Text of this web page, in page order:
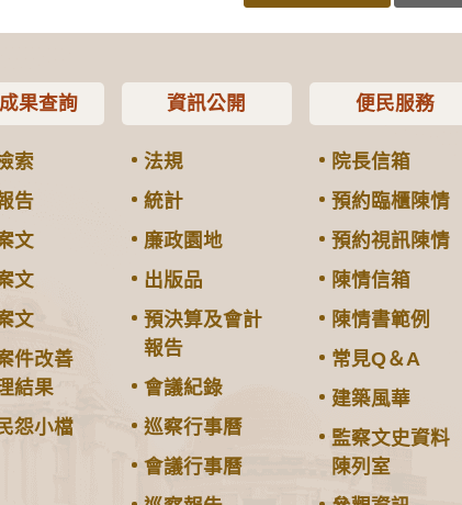
果查詢
索
告
文
文
文
件改善
結果
怨小檔
資訊公開
法規
統計
廉政園地
出版品
預決算及會計
報告
會議紀錄
巡察行事曆
會議行事曆
便民服務
院長信箱
預約臨櫃陳情
預約視訊陳情
陳情信箱
陳情書範例
常見Q＆A
建築風華
監察文史資料
陳列室